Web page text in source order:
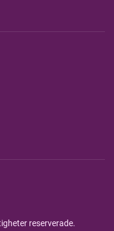
reserverade.